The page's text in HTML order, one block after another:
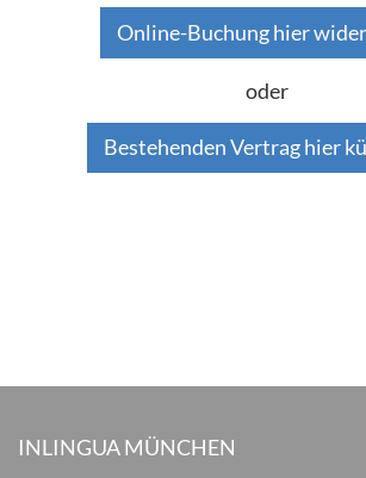
Online-Buchung hier
oder
Bestehenden Vertrag hier
INLINGUA MÜNCHEN